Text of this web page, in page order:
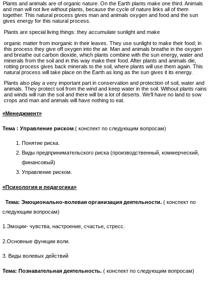
Plants and animals are of organic nature. On the Earth plants make one third. Animals
and man will not live without plants, because the cycle of nature links all of them
together. This natural process gives man and animals oxygen and food and the sun
gives energy for this natural process.
Plants are special living things: they accumulate sunlight and make
organic matter from inorganic in their leaves. They use sunlight to make their food; in
this process they give off oxygen into the air. Man and animals breathe in the oxygen
and breathe out carbon dioxide, which plants combine with the sun energy, water and
minerals from the soil and in this way make their food. After plants and animals die,
rotting process gives back minerals to the soil, where plants will use them again. This
natural process will take place on the Earth as long as the sun gives it its energy.
Plants also play a very important part in conservation and protection of soil, water and
animals. They protect soil from the wind and keep water in the soil. Without plants rains
and winds will ruin the soil and there will be a lot of deserts. We’ll have no land to sow
crops and man and animals will have nothing to eat.
«Менеджмент»
Тема : Управление риском .( конспект по следующим вопросам)
Понятие риска.
Виды предпринимательского риска (производственный, коммерческий,
финансовый)
Управление риском.
«Психология и педагогика»
Тема: Эмоционально-волевая организация деятельности. ( конспект по
следующим вопросам)
1.Эмоции- чувства, настроение, счастье, стресс.
2.Основные функции воли.
3. Виды волевых действий
Тема: Познавательная деятельность. ( конспект по следующим вопросам)